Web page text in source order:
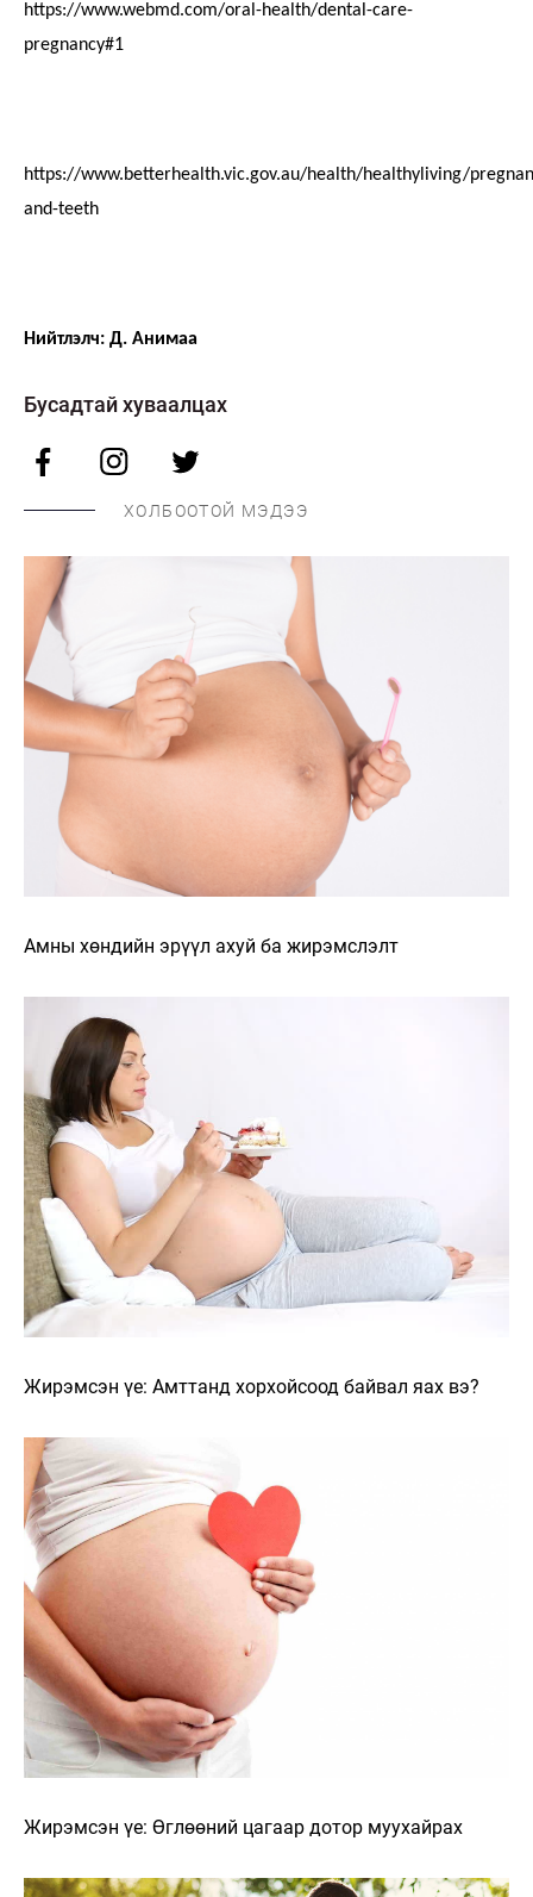
https://www.webmd.com/oral-health/dental-care-
pregnancy#1
https://www.betterhealth.vic.gov.au/health/healthyliving/
and-teeth
Нийтлэлч: Д. Анимаа
Бусадтай хуваалцах
ХОЛБООТОЙ МЭДЭЭ
Амны хөндийн эрүүл ахуй ба жирэмслэлт
Жирэмсэн үе: Амттанд хорхойсоод байвал яах вэ?
Жирэмсэн үе: Өглөөний цагаар дотор муухайрах